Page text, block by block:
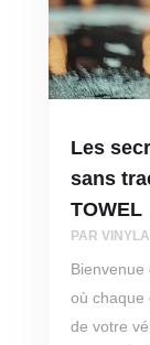
Les
sans
TOWEL
PAR
Bienvenue
où chaque
de votre